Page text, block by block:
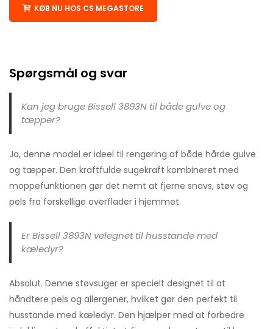
KØB NU HOS CS MEGASTORE
Spørgsmål og svar
Kan jeg bruge Bissell 3893N til både gulve og
tæpper?
Ja, denne model er ideel til rengøring af både hårde gulve
og tæpper. Den kraftfulde sugekraft kombineret med
moppefunktionen gør det nemt at fjerne snavs, støv og
pels fra forskellige overflader i hjemmet.
Er Bissell 3893N velegnet til husstande med
kæledyr?
Absolut. Denne støvsuger er specielt designet til at
håndtere pels og allergener, hvilket gør den perfekt til
husstande med kæledyr. Den hjælper med at forbedre